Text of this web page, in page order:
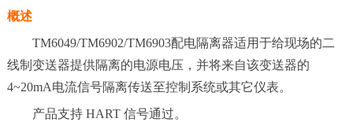
概述
TM6049/TM6902/TM6903配电隔离器适用于给现场的二
线制变送器提供隔离的电源电压，并将来自该变送器的
4~20mA电流信号隔离传送至控制系统或其它仪表。
产品支持 HART 信号通过。